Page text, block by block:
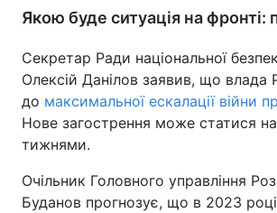
Якою буде ситуація на фронті:
Секретар Ради національної
Олексій Данілов заявив, що влада
до максимальної ескалації війни
Нове загострення може статися
тижнями.
Очільник Головного управління
Буданов прогнозує, що в 2023 році